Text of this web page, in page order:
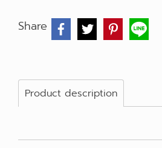
Share
Product description